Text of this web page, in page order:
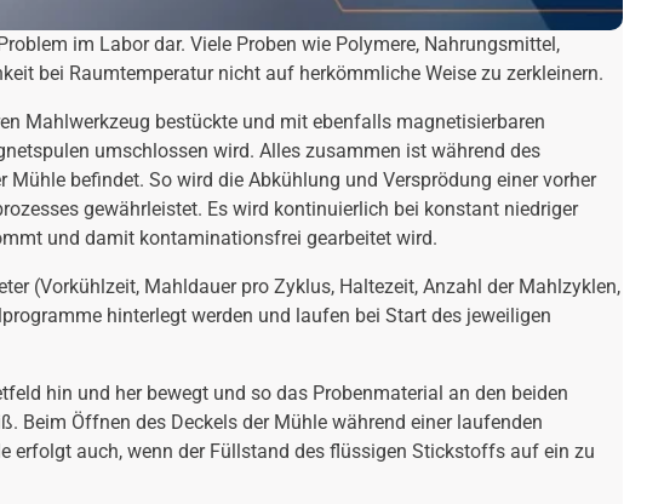
im Labor dar. Viele Proben wie Polymere, Nahrungsmittel,
bei Raumtemperatur nicht auf herkömmliche Weise zu zerkleinern.
Mahlwerkzeug bestückte und mit ebenfalls magnetisierbaren
umschlossen wird. Alles zusammen ist während des
befindet. So wird die Abkühlung und Versprödung einer vorher
gewährleistet. Es wird kontinuierlich bei konstant niedriger
und damit kontaminationsfrei gearbeitet wird.
(Vorkühlzeit, Mahldauer pro Zyklus, Haltezeit, Anzahl der Mahlzyklen,
hinterlegt werden und laufen bei Start des jeweiligen
hin und her bewegt und so das Probenmaterial an den beiden
Beim Öffnen des Deckels der Mühle während einer laufenden
erfolgt auch, wenn der Füllstand des flüssigen Stickstoffs auf ein zu